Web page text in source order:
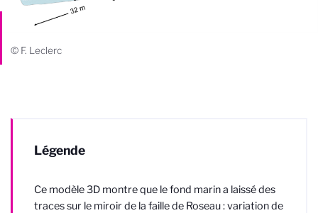
© F. Leclerc
Légende
Ce modèle 3D montre que le fond marin a laissé des
traces sur le miroir de la faille de Roseau : variation de